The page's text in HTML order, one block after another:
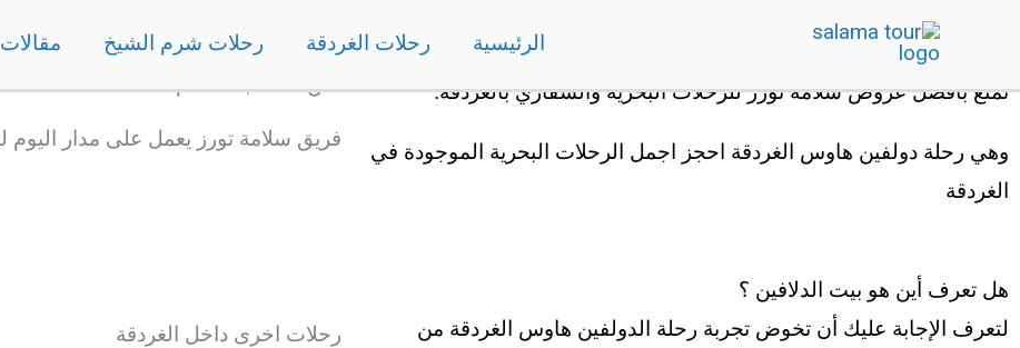
المحتوى
الرئيسية رحلات الغردقة رحلات شرم الشيخ مقالات حجز رحلة دولفين هاوس الغردقة | سلامه تورز
تمتع بأفضل عروض سلامه تورز للرحلات البحريه والسفاري بالغردقة.
وهي رحلة دولفين هاوس الغردقة احجز اجمل الرحلات البحرية الموجودة في
الغردقة
هل تعرف أين هو بيت الدلافين ؟
لتعرف الإجابة عليك أن تخوض تجربة رحلة الدولفين هاوس الغردقة من
نحن نسعد بخدمتكم دائما
فريق سلامة تورز يعمل على مدار
رحلات اخرى داخل الغردقة